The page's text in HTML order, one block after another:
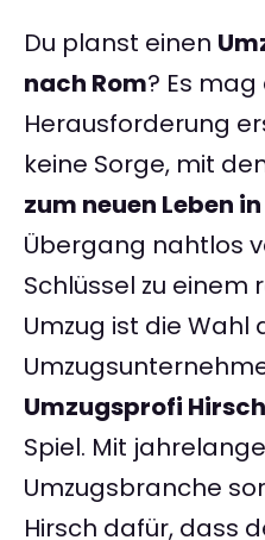
Du planst einen
nach Rom? Es
Herausforderung
keine Sorge, mit
zum neuen Leben
Übergang nahtlos
Schlüssel zu einem
Umzug ist die Wahl
Umzugsprofi
Spiel. Mit
Umzugsbranche
Hirsch dafür, dass